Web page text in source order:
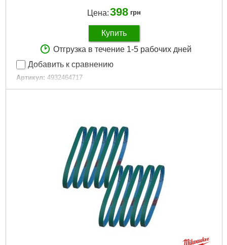
Цена:398 грн
Купить
Отгрузка в течение 1-5 рабочих дней
Добавить к сравнению
Артикул: 4932464717
Код товара: 27.13.90
Количество в упаковке, шт: 5
76,0
Габариты упаковки: 115x80x10 мм
74 г
Подробнее...